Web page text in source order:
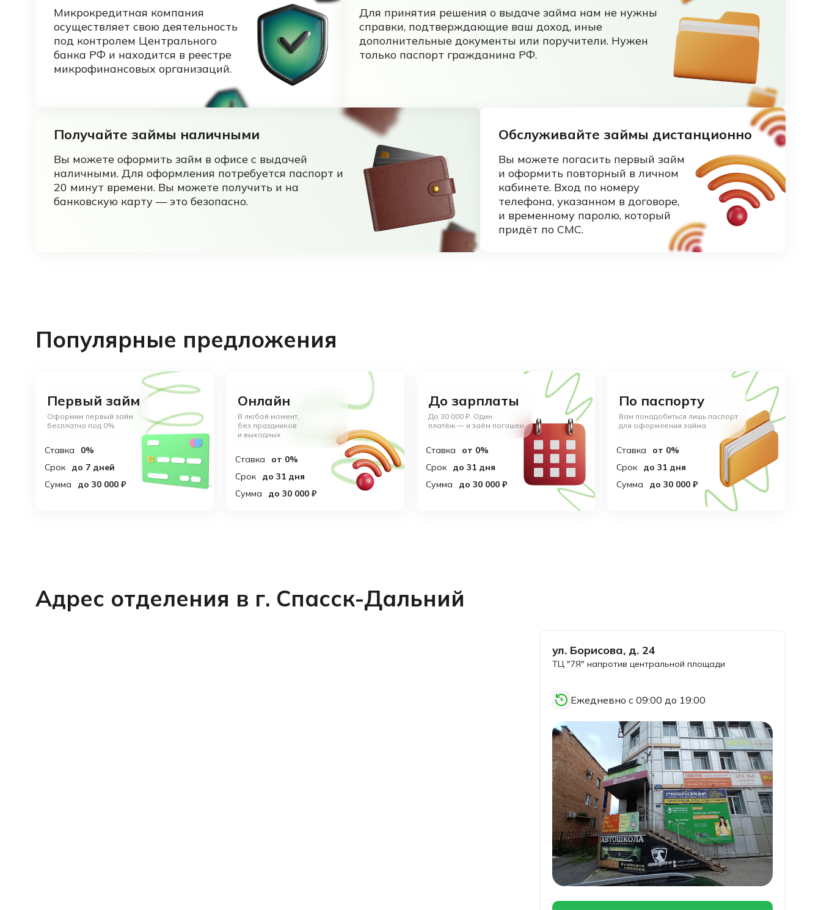
Микрокредитная компания
осуществляет свою деятельность
под контролем Центрального
банка РФ и находится в реестре
микрофинансовых организаций.
Для принятия решения о выдаче займа нам не нужны
справки, подтверждающие ваш доход, иные
дополнительные документы или поручители. Нужен
только паспорт гражданина РФ.
Получайте займы наличными
Вы можете оформить займ в офисе с выдачей
наличными. Для оформления потребуется паспорт и
20 минут времени. Вы можете получить и на
банковскую карту — это безопасно.
Обслуживайте займы дистанционно
Вы можете погасить первый займ
и оформить повторный в личном
кабинете. Вход по номеру
телефона, указанном в договоре,
и временному паролю, который
придёт по СМС.
Популярные предложения
Первый займ
Оформим первый займ
бесплатно под 0%
Ставка
0%
Срок
до 7 дней
Сумма
до 30 000 ₽
Онлайн
В любой момент,
без праздников
и выходных
Ставка
от 0%
Срок
до 31 дня
Сумма
до 30 000 ₽
До зарплаты
До 30 000 ₽. Один
платёж — и заём погашен
Ставка
от 0%
Срок
до 31 дня
Сумма
до 30 000 ₽
По паспорту
Вам понадобиться лишь паспорт
для оформления займа
Ставка
от 0%
Срок
до 31 дня
Сумма
до 30 000 ₽
Адрес отделения в г. Спасск-Дальний
ул. Борисова, д. 24
ТЦ "7Я" напротив центральной площади
Ежедневно с 09:00 до 19:00